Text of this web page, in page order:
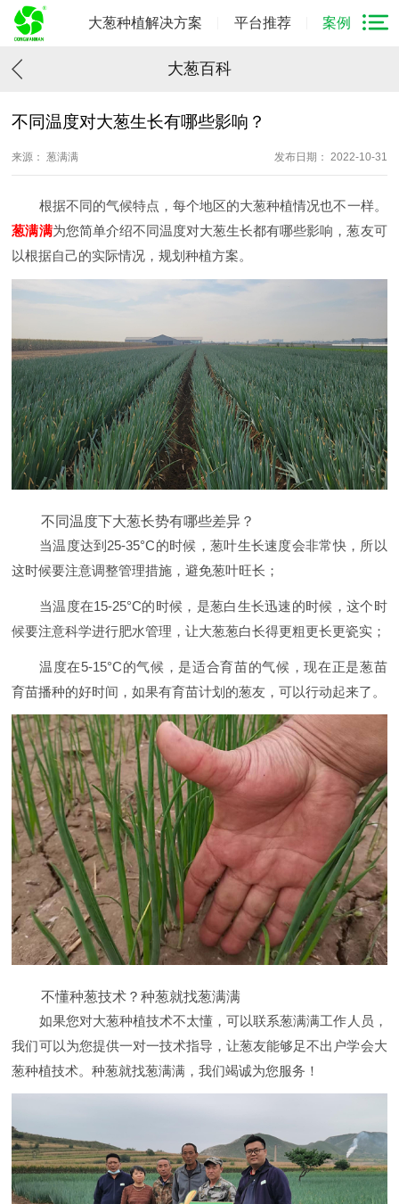
大葱种植解决方案 平台推荐 案例
大葱百科
不同温度对大葱生长有哪些影响？
来源： 葱满满 发布日期： 2022-10-31
根据不同的气候特点，每个地区的大葱种植情况也不一样。
葱满满为您简单介绍不同温度对大葱生长都有哪些影响，葱友可
以根据自己的实际情况，规划种植方案。
不同温度下大葱长势有哪些差异？
当温度达到25-35°C的时候，葱叶生长速度会非常快，所以
这时候要注意调整管理措施，避免葱叶旺长；
当温度在15-25°C的时候，是葱白生长迅速的时候，这个时
候要注意科学进行肥水管理，让大葱葱白长得更粗更长更瓷实；
温度在5-15°C的气候，是适合育苗的气候，现在正是葱苗
育苗播种的好时间，如果有育苗计划的葱友，可以行动起来了。
不懂种葱技术？种葱就找葱满满
如果您对大葱种植技术不太懂，可以联系葱满满工作人员，
我们可以为您提供一对一技术指导，让葱友能够足不出户学会大
葱种植技术。种葱就找葱满满，我们竭诚为您服务！